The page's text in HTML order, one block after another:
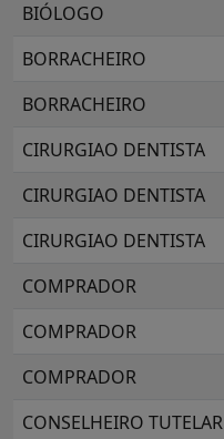
BIÓLOGO
BORRACHEIRO
BORRACHEIRO
CIRURGIAO DENTISTA
CIRURGIAO DENTISTA
CIRURGIAO DENTISTA
COMPRADOR
COMPRADOR
COMPRADOR
CONSELHEIRO TUTELAR